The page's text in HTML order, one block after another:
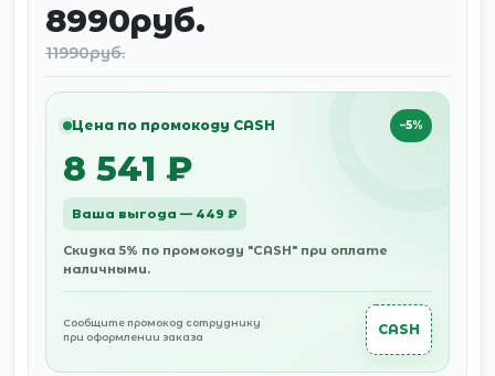
8990руб.
11990руб.
Цена по промокоду CASH −5%
8 541 ₽
Ваша выгода — 449 ₽
Скидка 5% по промокоду "CASH" при оплате
наличными.
Сообщите промокод сотруднику
при оформлении заказа
CASH